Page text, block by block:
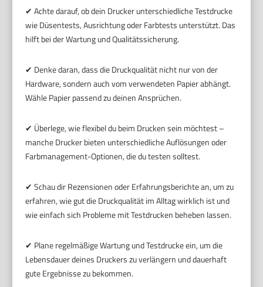
✔ Achte darauf, ob dein Drucker unterschiedliche Testdrucke
wie Düsentests, Ausrichtung oder Farbtests unterstützt. Das
hilft bei der Wartung und Qualitätssicherung.
✔ Denke daran, dass die Druckqualität nicht nur von der
Hardware, sondern auch vom verwendeten Papier abhängt.
Wähle Papier passend zu deinen Ansprüchen.
✔ Überlege, wie flexibel du beim Drucken sein möchtest –
manche Drucker bieten unterschiedliche Auflösungen oder
Farbmanagement-Optionen, die du testen solltest.
✔ Schau dir Rezensionen oder Erfahrungsberichte an, um zu
erfahren, wie gut die Druckqualität im Alltag wirklich ist und
wie einfach sich Probleme mit Testdrucken beheben lassen.
✔ Plane regelmäßige Wartung und Testdrucke ein, um die
Lebensdauer deines Druckers zu verlängern und dauerhaft
gute Ergebnisse zu bekommen.